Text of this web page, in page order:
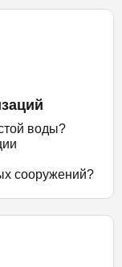
воды?
сооружений?